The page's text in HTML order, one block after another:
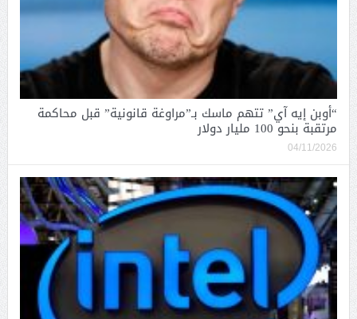
“أوبن إيه آي” تتهم ماسك بـ”مراوغة قانونية” قبل محاكمة
مرتقبة بنحو 100 مليار دولار
04/11/2026